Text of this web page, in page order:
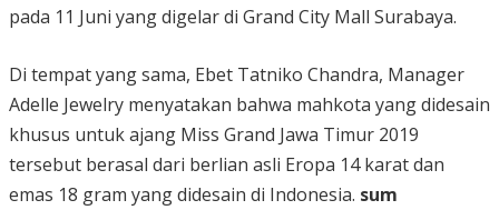
pada 11 Juni yang digelar di Grand City Mall Surabaya.
Di tempat yang sama, Ebet Tatniko Chandra, Manager
Adelle Jewelry menyatakan bahwa mahkota yang didesain
khusus untuk ajang Miss Grand Jawa Timur 2019
tersebut berasal dari berlian asli Eropa 14 karat dan
emas 18 gram yang didesain di Indonesia. sum